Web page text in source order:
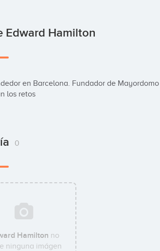
Edward Hamilton
los retos
0
Hamilton no
ninguna imágen